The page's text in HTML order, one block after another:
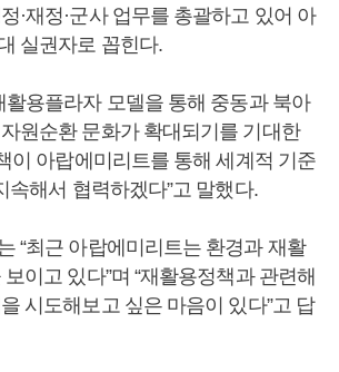
·재정·군사 업무를 총괄하고 있어 아
실권자로 꼽힌다.
활용플라자 모델을 통해 중동과 북아
원순환 문화가 확대되기를 기대한
이 아랍에미리트를 통해 세계적 기준
속해서 협력하겠다”고 말했다.
“최근 아랍에미리트는 환경과 재활
이고 있다”며 “재활용정책과 관련해
시도해보고 싶은 마음이 있다”고 답